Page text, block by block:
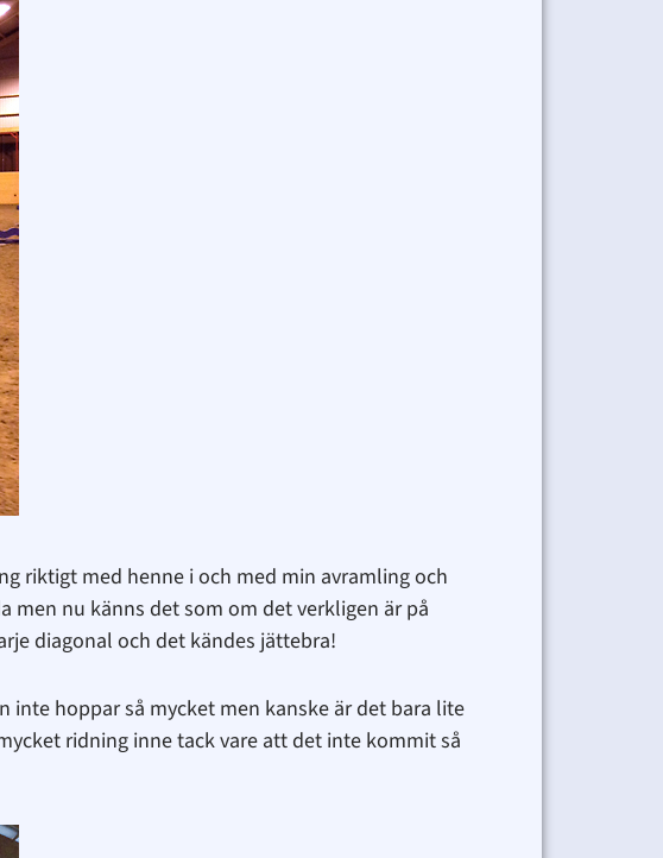
riktigt med henne i och med min avramling och
men nu känns det som om det verkligen är på
diagonal och det kändes jättebra!
hoppar så mycket men kanske är det bara lite
ridning inne tack vare att det inte kommit så